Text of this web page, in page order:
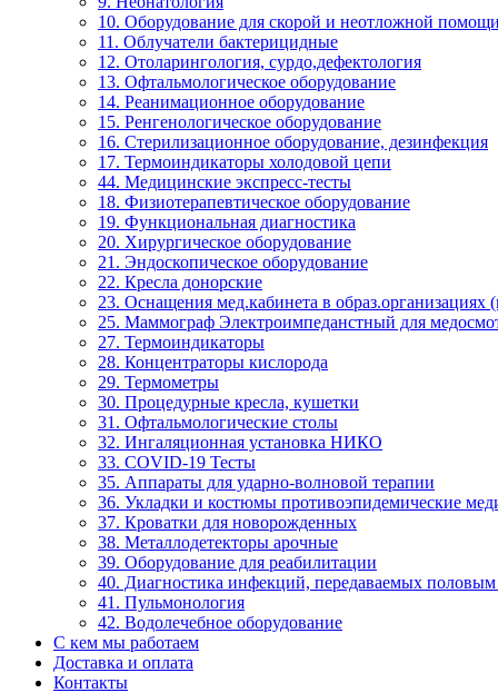
10. Оборудование для скорой и неотложной помощи
11. Облучатели бактерицидные
12. Отоларингология, сурдо,дефектология
13. Офтальмологическое оборудование
14. Реанимационное оборудование
15. Ренгенологическое оборудование
16. Стерилизационное оборудование, дезинфекция
17. Термоиндикаторы холодовой цепи
44. Медицинские экспресс-тесты
18. Физиотерапевтическое оборудование
19. Функциональная диагностика
20. Хирургическое оборудование
21. Эндоскопическое оборудование
22. Кресла донорские
23. Оснащения мед.кабинета в
25. Маммограф Электроимпеданстный для
27. Термоиндикаторы
28. Концентраторы кислорода
29. Термометры
30. Процедурные кресла, кушетки
31. Офтальмологические столы
32. Ингаляционная установка НИКО
33. COVID-19 Тесты
35. Аппараты для ударно-волновой терапии
36. Укладки и костюмы противоэпидемические
37. Кроватки для новорожденных
38. Металлодетекторы арочные
39. Оборудование для реабилитации
40. Диагностика инфекций, передаваемых
41. Пульмонология
42. Водолечебное оборудование
С кем мы работаем
Доставка и оплата
Контакты